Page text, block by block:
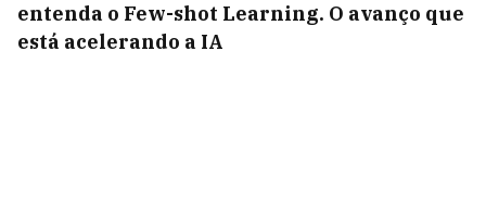
entenda o Few-shot Learning. O avanço que
está acelerando a IA